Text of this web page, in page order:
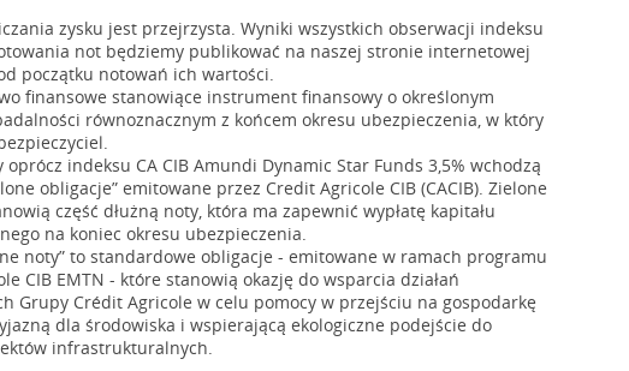
zysku jest przejrzysta. Wyniki wszystkich obserwacji indeksu
not będziemy publikować na naszej stronie internetowej
początku notowań ich wartości.
finansowe stanowiące instrument finansowy o określonym
równoznacznym z końcem okresu ubezpieczenia, w który
oprócz indeksu CA CIB Amundi Dynamic Star Funds 3,5% wchodzą
obligacje” emitowane przez Credit Agricole CIB (CACIB). Zielone
część dłużną noty, która ma zapewnić wypłatę kapitału
na koniec okresu ubezpieczenia.
noty” to standardowe obligacje - emitowane w ramach programu
CIB EMTN - które stanowią okazję do wsparcia działań
Grupy Crédit Agricole w celu pomocy w przejściu na gospodarkę
dla środowiska i wspierającą ekologiczne podejście do
infrastrukturalnych.